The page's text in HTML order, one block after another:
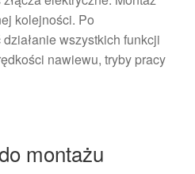
kolejności. Po
wszystkich funkcji
nawiewu, tryby pracy
montażu